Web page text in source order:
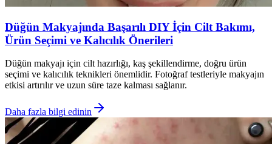
Düğün Makyajında Başarılı DIY İçin Cilt Bakımı,
Ürün Seçimi ve Kalıcılık Önerileri
Düğün makyajı için cilt hazırlığı, kaş şekillendirme, doğru ürün
seçimi ve kalıcılık teknikleri önemlidir. Fotoğraf testleriyle makyajın
etkisi artırılır ve uzun süre taze kalması sağlanır.
Daha fazla bilgi edinin